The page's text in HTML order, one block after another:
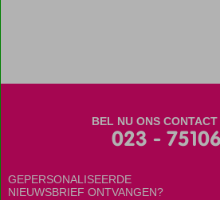
Tal van
BEL NU ONS CONTACT
023 -
GEPERSONALISEERDE
NIEUWSBRIEF ONTVANGEN?